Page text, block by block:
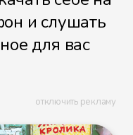
и слушать
для вас
отключить рекламу